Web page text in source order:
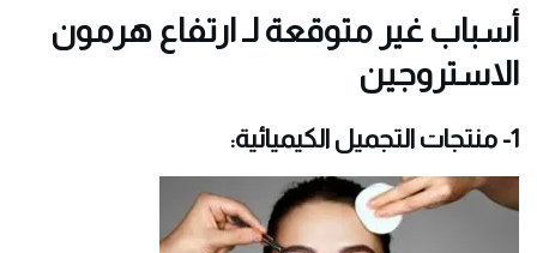
أسباب غير متوقعة لـ ارتفاع هرمون
الاستروجين
1- منتجات التجميل الكيميائية: